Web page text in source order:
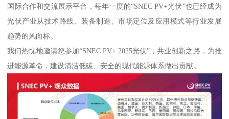
国际合作和交流展示平台，每年一度的“SNEC PV+光伏”也已经成为
光伏产业从技术路线、装备制造、市场定位及应用模式等行业发展
趋势的风向标。
我们热忱地邀请您参加“SNEC PV+ 2025光伏”，共业创新之路，为推
进能源革命，建设清洁低碳、安全的现代能源体系做出贡献。